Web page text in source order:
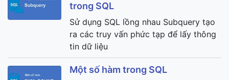
trong SQL
Sử dụng SQL lồng nhau Subquery tạo
ra các truy vấn phức tạp để lấy thông
tin dữ liệu
Một số hàm trong SQL